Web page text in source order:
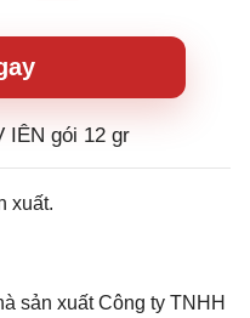
IÊN gói 12 gr
xuất.
sản xuất Công ty TNHH